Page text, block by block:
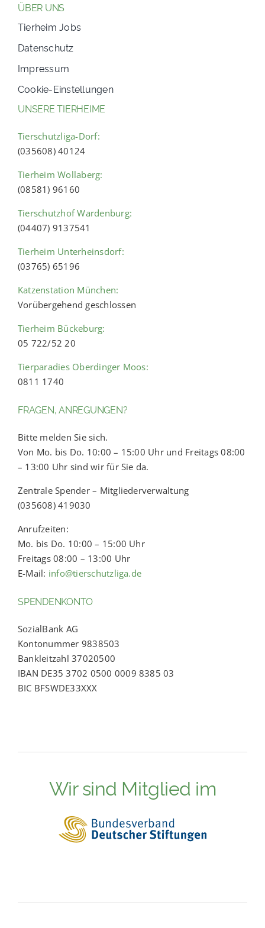
ÜBER UNS
Tierheim Jobs
Datenschutz
Impressum
Cookie-Einstellungen
UNSERE TIERHEIME
Tierschutzliga-Dorf:
(035608) 40124
Tierheim Wollaberg:
(08581) 96160
Tierschutzhof Wardenburg:
(04407) 9137541
Tierheim Unterheinsdorf:
(03765) 65196
Katzenstation München:
Vorübergehend geschlossen
Tierheim Bückeburg:
05 722/52 20
Tierparadies Oberdinger Moos:
0811 1740
FRAGEN, ANREGUNGEN?
Bitte melden Sie sich.
Von Mo. bis Do. 10:00 – 15:00 Uhr und Freitags 08:00
– 13:00 Uhr sind wir für Sie da.
Zentrale Spender – Mitgliederverwaltung
(035608) 419030
Anrufzeiten:
Mo. bis Do. 10:00 – 15:00 Uhr
Freitags 08:00 – 13:00 Uhr
E-Mail: info@tierschutzliga.de
SPENDENKONTO
SozialBank AG
Kontonummer 9838503
Bankleitzahl 37020500
IBAN DE35 3702 0500 0009 8385 03
BIC BFSWDE33XXX
Wir sind Mitglied im